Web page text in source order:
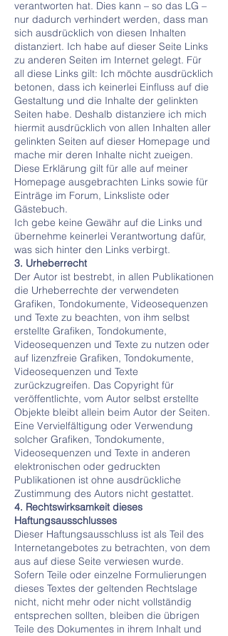
verantworten hat. Dies kann – so das LG –
nur dadurch verhindert werden, dass man
sich ausdrücklich von diesen Inhalten
distanziert. Ich habe auf dieser Seite Links
zu anderen Seiten im Internet gelegt. Für
all diese Links gilt: Ich möchte ausdrücklich
betonen, dass ich keinerlei Einfluss auf die
Gestaltung und die Inhalte der gelinkten
Seiten habe. Deshalb distanziere ich mich
hiermit ausdrücklich von allen Inhalten aller
gelinkten Seiten auf dieser Homepage und
mache mir deren Inhalte nicht zueigen.
Diese Erklärung gilt für alle auf meiner
Homepage ausgebrachten Links sowie für
Einträge im Forum, Linksliste oder
Gästebuch.
Ich gebe keine Gewähr auf die Links und
übernehme keinerlei Verantwortung dafür,
was sich hinter den Links verbirgt.
3. Urheberrecht
Der Autor ist bestrebt, in allen Publikationen
die Urheberrechte der verwendeten
Grafiken, Tondokumente, Videosequenzen
und Texte zu beachten, von ihm selbst
erstellte Grafiken, Tondokumente,
Videosequenzen und Texte zu nutzen oder
auf lizenzfreie Grafiken, Tondokumente,
Videosequenzen und Texte
zurückzugreifen. Das Copyright für
veröffentlichte, vom Autor selbst erstellte
Objekte bleibt allein beim Autor der Seiten.
Eine Vervielfältigung oder Verwendung
solcher Grafiken, Tondokumente,
Videosequenzen und Texte in anderen
elektronischen oder gedruckten
Publikationen ist ohne ausdrückliche
Zustimmung des Autors nicht gestattet.
4. Rechtswirksamkeit dieses
Haftungsausschlusses
Dieser Haftungsausschluss ist als Teil des
Internetangebotes zu betrachten, von dem
aus auf diese Seite verwiesen wurde.
Sofern Teile oder einzelne Formulierungen
dieses Textes der geltenden Rechtslage
nicht, nicht mehr oder nicht vollständig
entsprechen sollten, bleiben die übrigen
Teile des Dokumentes in ihrem Inhalt und